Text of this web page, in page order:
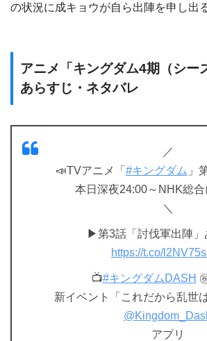
の状況に成キョウが自ら出陣を申し出る
アニメ「キングダム4期（シー
あらすじ・ネタバレ
／
📣TVアニメ「 #キングダム 」
本日深夜24:00～NHK総合
＼
▶第3話「討伐軍出陣」
https://t.co/
📺#キングダムDASH
新イベント「これだから乱世
アプリ